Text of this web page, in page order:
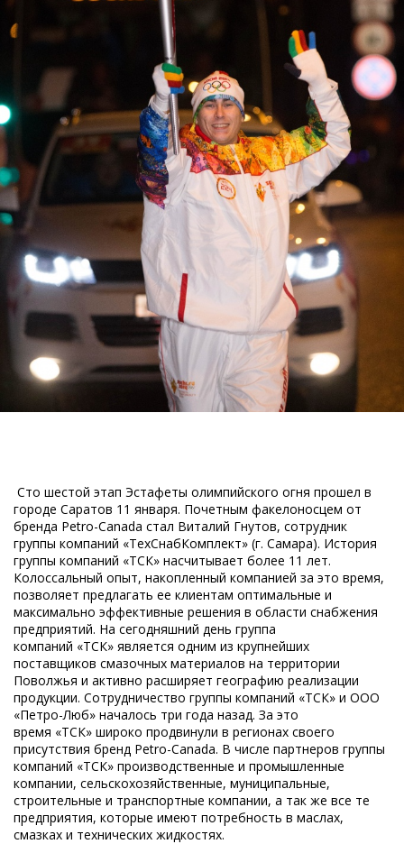
Сто шестой этап Эстафеты олимпийского огня прошел в
городе Саратов 11 января. Почетным факелоносцем от
бренда Petro-Canada стал Виталий Гнутов, сотрудник
группы компаний «ТехСнабКомплект» (г. Самара). История
группы компаний «ТСК» насчитывает более 11 лет.
Колоссальный опыт, накопленный компанией за это время,
позволяет предлагать ее клиентам оптимальные и
максимально эффективные решения в области снабжения
предприятий. На сегодняшний день группа
компаний «ТСК» является одним из крупнейших
поставщиков смазочных материалов на территории
Поволжья и активно расширяет географию реализации
продукции. Сотрудничество группы компаний «ТСК» и ООО
«Петро-Люб» началось три года назад. За это
время «ТСК» широко продвинули в регионах своего
присутствия бренд Petro-Canada. В числе партнеров группы
компаний «ТСК» производственные и промышленные
компании, сельскохозяйственные, муниципальные,
строительные и транспортные компании, а так же все те
предприятия, которые имеют потребность в маслах,
смазках и технических жидкостях.